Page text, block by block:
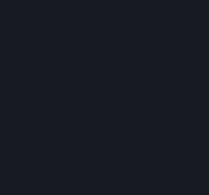
Valve tidak bisa memberikan
pembelian di luar Steam (cth. CD
Jika kamu pernah di-ban oleh VAC di
kehilangan hak untuk mendapatkan
Kami tidak bisa memberikan